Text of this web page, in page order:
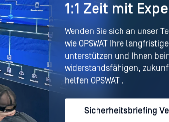
1:1 Zeit mit
Wenden Sie sich an unser
wie OPSWAT Ihre
unterstützen und Ihnen
widerstandsfähigen,
helfen OPSWAT .
Sicherheitsbriefing